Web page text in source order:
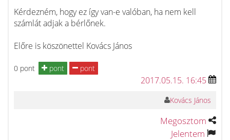
Kérdezném, hogy ez így van-e valóban, ha nem kell
számlát adjak a bérlőnek.
Előre is köszönettel Kovács János
0 pont pont pont
2017.05.15. 16:45
Kovács János
Megosztom
Jelentem